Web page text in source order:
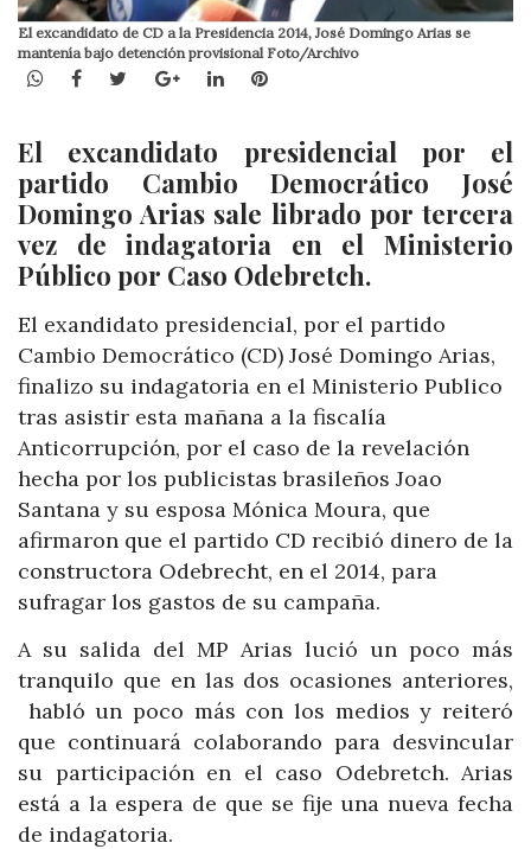
El excandidato de CD a la Presidencia 2014, José Domingo Arias se
mantenía bajo detención provisional Foto/Archivo
WhatsApp
Facebook
TwitterGoogle+LinkedInPinterest
El excandidato presidencial por el
partido Cambio Democrático José
Domingo Arias sale librado por tercera
vez de indagatoria en el Ministerio
Público por Caso Odebretch.
El exandidato presidencial, por el partido
Cambio Democrático (CD) José Domingo Arias,
finalizo su indagatoria en el Ministerio Publico
tras asistir esta mañana a la fiscalía
Anticorrupción, por el caso de la revelación
hecha por los publicistas brasileños Joao
Santana y su esposa Mónica Moura, que
afirmaron que el partido CD recibió dinero de la
constructora Odebrecht, en el 2014, para
sufragar los gastos de su campaña.
A su salida del MP Arias lució un poco más
tranquilo que en las dos ocasiones anteriores,
habló un poco más con los medios y reiteró
que continuará colaborando para desvincular
su participación en el caso Odebretch. Arias
está a la espera de que se fije una nueva fecha
de indagatoria.